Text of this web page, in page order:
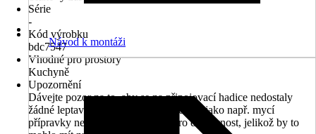
Série
-
Kód výrobku
bdc7547
Vhodné pro prostory
Kuchyně
Upozornění
Dávejte pozor na to, aby se na připojovací hadice nedostaly
žádné leptavé nebo korozní prostředky, jako např. mycí
přípravky nebo čisticí přípravky pro domácnost, jelikož by to
Návod k montáži